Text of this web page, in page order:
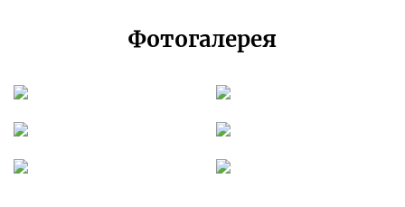
Фотогалерея